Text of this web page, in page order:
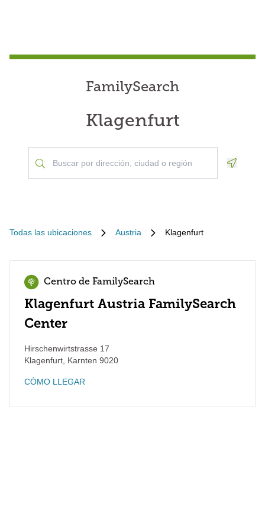
FamilySearch
Klagenfurt
Todas las ubicaciones Austria Klagenfurt
Centro de FamilySearch
Klagenfurt Austria FamilySearch
Center
Hirschenwirtstrasse 17
Klagenfurt Karnten 9020
CÓMO LLEGAR